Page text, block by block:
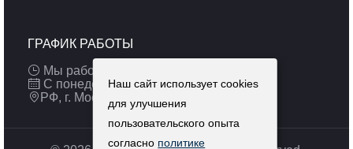
ГРАФИК РАБОТЫ
Мы работаем: 9:00 — 19:00 (МСК)
С понедельника по пятницу
РФ, г. Москва
Наш сайт использует cookies
для улучшения
пользовательского опыта
согласно политике